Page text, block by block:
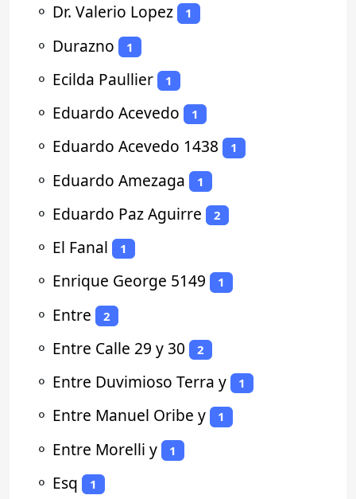
⚬ Dr. Valerio Lopez 1
⚬ Durazno 1
⚬ Ecilda Paullier 1
⚬ Eduardo Acevedo 1
⚬ Eduardo Acevedo 1438 1
⚬ Eduardo Amezaga 1
⚬ Eduardo Paz Aguirre 2
⚬ El Fanal 1
⚬ Enrique George 5149 1
⚬ Entre 2
⚬ Entre Calle 29 y 30 2
⚬ Entre Duvimioso Terra y 1
⚬ Entre Manuel Oribe y 1
⚬ Entre Morelli y 1
⚬ Esq 1